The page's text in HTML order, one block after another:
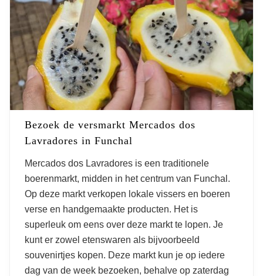
Bezoek de versmarkt Mercados dos
Lavradores in Funchal
Mercados dos Lavradores is een traditionele
boerenmarkt, midden in het centrum van Funchal.
Op deze markt verkopen lokale vissers en boeren
verse en handgemaakte producten. Het is
superleuk om eens over deze markt te lopen. Je
kunt er zowel etenswaren als bijvoorbeeld
souvenirtjes kopen. Deze markt kun je op iedere
dag van de week bezoeken, behalve op zaterdag